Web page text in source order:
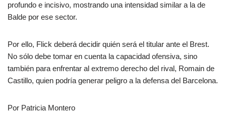
profundo e incisivo, mostrando una intensidad similar a la de
Balde por ese sector.
Por ello, Flick deberá decidir quién será el titular ante el Brest.
No sólo debe tomar en cuenta la capacidad ofensiva, sino
también para enfrentar al extremo derecho del rival, Romain de
Castillo, quien podría generar peligro a la defensa del Barcelona.
Por Patricia Montero